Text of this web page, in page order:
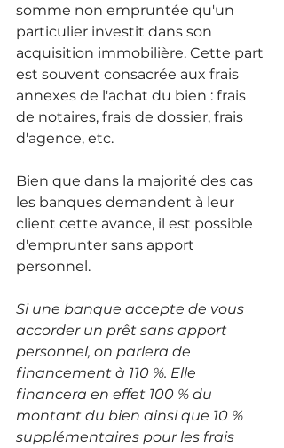
somme non empruntée qu'un
particulier investit dans son
acquisition immobilière. Cette part
est souvent consacrée aux frais
annexes de l'achat du bien : frais
de notaires, frais de dossier, frais
d'agence, etc.
Bien que dans la majorité des cas
les banques demandent à leur
client cette avance, il est possible
d'emprunter sans apport
personnel.
Si une banque accepte de vous
accorder un prêt sans apport
personnel, on parlera de
financement à 110 %. Elle
financera en effet 100 % du
montant du bien ainsi que 10 %
supplémentaires pour les frais